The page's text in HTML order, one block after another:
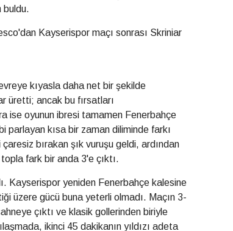
buldu.
Kayserispor maçı sonrası Skriniar
kıyasla daha net bir şekilde
üretti; ancak bu fırsatları
ise oyunun ibresi tamamen Fenerbahçe
parlayan kısa bir zaman diliminde farkı
bırakan şık vuruşu geldi, ardından
fark bir anda 3'e çıktı.
Kayserispor yeniden Fenerbahçe kalesine
üzere gücü buna yeterli olmadı. Maçın 3-
çıktı ve klasik gollerinden biriyle
ikinci 45 dakikanın yıldızı adeta